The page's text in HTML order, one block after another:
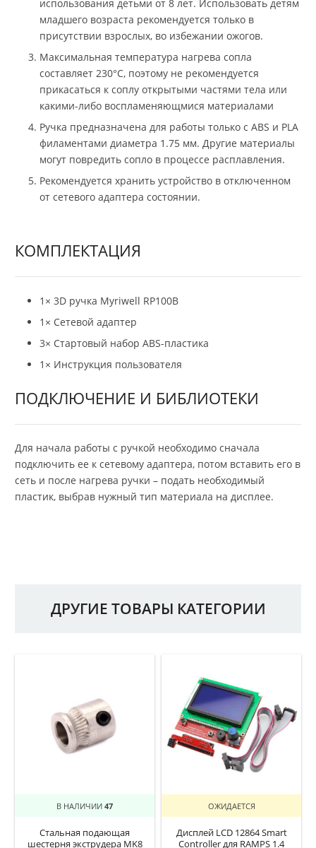
использования детьми от 8 лет. Использовать детям
младшего возраста рекомендуется только в
присутствии взрослых, во избежании ожогов.
Максимальная температура нагрева сопла
составляет 230°С, поэтому не рекомендуется
прикасаться к соплу открытыми частями тела или
какими-либо воспламеняющмися материалами
Ручка предназначена для работы только с ABS и PLA
филаментами диаметра 1.75 мм. Другие материалы
могут повредить сопло в процессе расплавления.
Рекомендуется хранить устройство в отключенном
от сетевого адаптера состоянии.
КОМПЛЕКТАЦИЯ
1× 3D ручка Myriwell RP100B
1× Сетевой адаптер
3× Стартовый набор ABS-пластика
1× Инструкция пользователя
ПОДКЛЮЧЕНИЕ И БИБЛИОТЕКИ
Для начала работы с ручкой необходимо сначала
подключить ее к сетевому адаптера, потом вставить его в
сеть и после нагрева ручки – подать необходимый
пластик, выбрав нужный тип материала на дисплее.
ДРУГИЕ ТОВАРЫ КАТЕГОРИИ
В НАЛИЧИИ 47
Стальная подающая
шестерня экструдера MK8
ОЖИДАЕТСЯ
Дисплей LCD 12864 Smart
Controller для RAMPS 1.4